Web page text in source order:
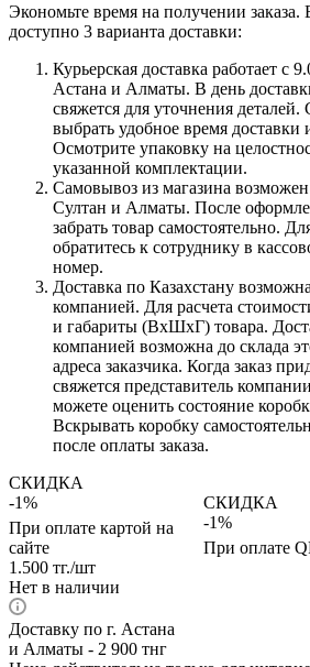
Экономьте время на получении заказа.
доступно 3 варианта доставки:
Курьерская доставка работает с
Астана и Алматы. В день
свяжется для уточнения
выбрать удобное время доставки
Осмотрите упаковку на
указанной комплектации.
Самовывоз из магазина
Султан и Алматы. После
забрать товар самостоятельно.
обратитесь к сотруднику в
номер.
Доставка по Казахстану
компанией. Для расчета
и габариты (ВхШхГ) товара.
компанией возможна до склада
адреса заказчика. Когда заказ
свяжется представитель
можете оценить состояние
Вскрывать коробку
после оплаты заказа.
СКИДКА
-1%
При оплате картой на
сайте
СКИДКА
-1%
При оплате
1.500 тг./шт
Нет в наличии
Доставку по г. Астана
и Алматы - 2 900 тнг